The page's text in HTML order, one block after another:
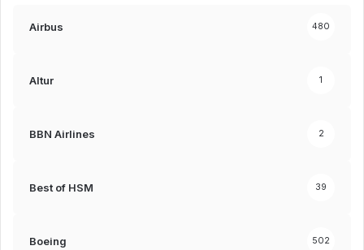
Airbus 480
Altur 1
BBN Airlines 2
Best of HSM 39
Boeing 502